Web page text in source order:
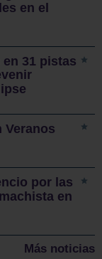
en el
31 pistas
Veranos
por las
en
Más noticias